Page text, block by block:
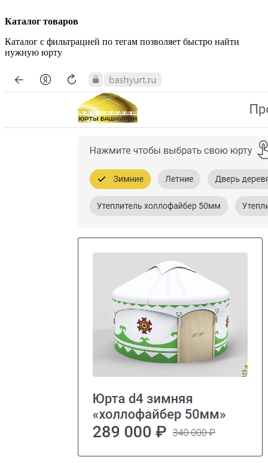
Каталог товаров
Каталог с фильтрацией по тегам позволяет быстро найти
нужную юрту